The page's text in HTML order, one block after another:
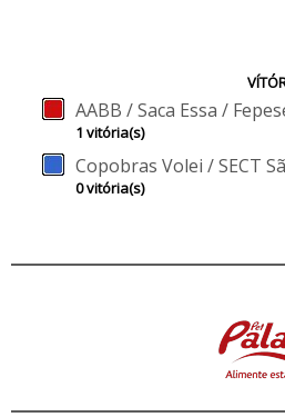
AABB / Saca Essa /
1 vitória(s)
Copobras Volei / SECT
0 vitória(s)